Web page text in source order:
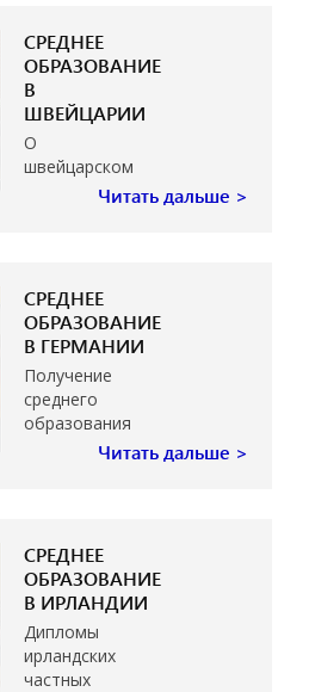
СРЕДНЕЕ
ОБРАЗОВАНИЕ
В
ШВЕЙЦАРИИ
О
швейцарском
Читать дальше >
СРЕДНЕЕ
ОБРАЗОВАНИЕ
В ГЕРМАНИИ
Получение
среднего
образования
— важныйЧитать дальше >
СРЕДНЕЕ
ОБРАЗОВАНИЕ
В ИРЛАНДИИ
Дипломы
ирландских
частных